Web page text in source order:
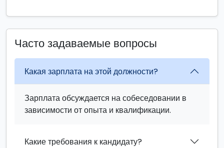
Часто задаваемые вопросы
Какая зарплата на этой должности?
Зарплата обсуждается на собеседовании в
зависимости от опыта и квалификации.
Какие требования к кандидату?